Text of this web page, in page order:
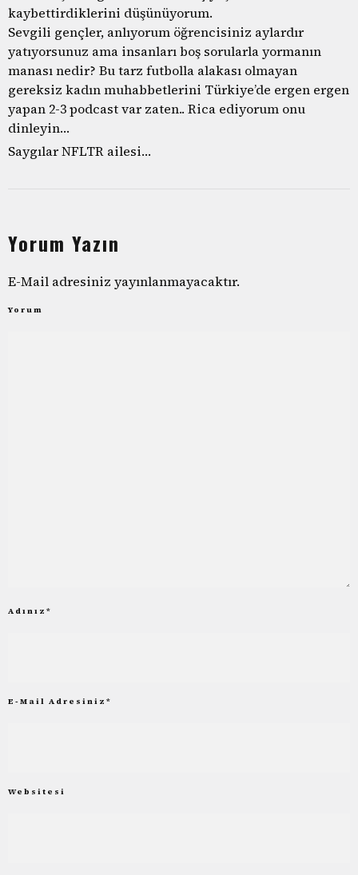
kaybettirdiklerini düşünüyorum.
Sevgili gençler, anlıyorum öğrencisiniz aylardır
yatıyorsunuz ama insanları boş sorularla yormanın
manası nedir? Bu tarz futbolla alakası olmayan
gereksiz kadın muhabbetlerini Türkiye’de ergen ergen
yapan 2-3 podcast var zaten.. Rica ediyorum onu
dinleyin…
Saygılar NFLTR ailesi…
Yorum Yazın
E-Mail adresiniz yayınlanmayacaktır.
Yorum
Adınız *
E-Mail Adresiniz *
Websitesi